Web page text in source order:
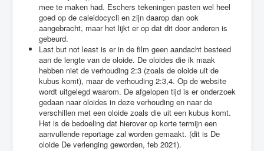
mee te maken had. Eschers tekeningen pasten wel heel
goed op de caleidocycli en zijn daarop dan ook
aangebracht, maar het lijkt er op dat dit door anderen is
gebeurd.
Last but not least is er in de film geen aandacht besteed
aan de lengte van de oloide. De oloides die ik maak
hebben niet de verhouding 2:3 (zoals de oloide uit de
kubus komt), maar de verhouding 2:3,4. Op de website
wordt uitgelegd waarom. De afgelopen tijd is er onderzoek
gedaan naar oloides in deze verhouding en naar de
verschillen met een oloide zoals die uit een kubus komt.
Het is de bedoeling dat hierover op korte termijn een
aanvullende reportage zal worden gemaakt. (dit is De
oloide De verlenging geworden, feb 2021).